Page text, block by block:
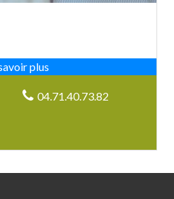
04.71.40.73.82